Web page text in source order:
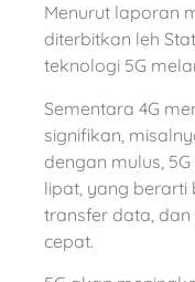
Menurut laporan
diterbitkan leh
teknologi 5G
Sementara 4G
signifikan,
dengan mulus,
lipat, yang berarti
transfer data,
cepat.